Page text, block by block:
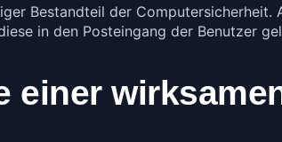
Bestandteil der
in den Posteingang der Benutzer
einer